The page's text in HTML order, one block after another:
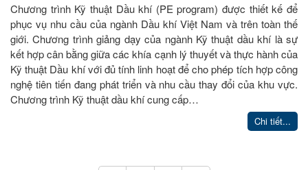
Chương trình Kỹ thuật Dầu khí (PE program) được thiết kế để
phục vụ nhu cầu của ngành Dầu khí Việt Nam và trên toàn thế
giới. Chương trình giảng dạy của ngành Kỹ thuật dầu khí là sự
kết hợp cân bằng giữa các khía cạnh lý thuyết và thực hành của
Kỹ thuật Dầu khí với đủ tính linh hoạt để cho phép tích hợp công
nghệ tiên tiến đang phát triển và nhu cầu thay đổi của khu vực.
Chương trình Kỹ thuật dầu khí cung cấp…
Chi tiết...